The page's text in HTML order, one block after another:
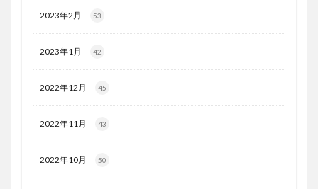
2023年2月 53
2023年1月 42
2022年12月 45
2022年11月 43
2022年10月 50